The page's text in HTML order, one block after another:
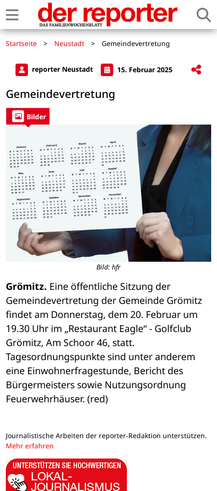
Startseite > Neustadt > Gemeindevertretung
reporter Neustadt 15. Februar 2025
Gemeindevertretung
Bilder
Bild: hfr
Grömitz. Eine öffentliche Sitzung der
Gemeindevertretung der Gemeinde Grömitz
findet am Donnerstag, dem 20. Februar um
19.30 Uhr im „Restaurant Eagle“ - Golfclub
Grömitz, Am Schoor 46, statt.
Tagesordnungspunkte sind unter anderem
eine Einwohnerfragestunde, Bericht des
Bürgermeisters sowie Nutzungsordnung
Feuerwehrhäuser. (red)
Journalistische Arbeiten der reporter-Redaktion unterstützen.
Mehr erfahren